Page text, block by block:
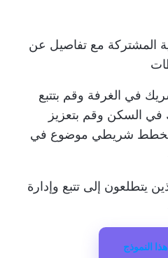
المشتركة مع تفاصيل عن
في الغرفة وقم بتتبع
السكن وقم بتعزيز
مخطط شريطي موضوع في
يتطلعون إلى تتبع وإدارة
النموذج